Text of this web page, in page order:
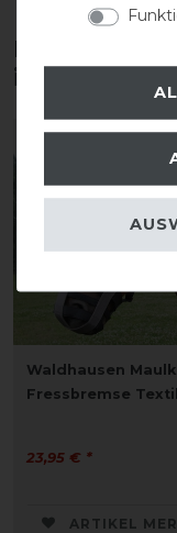
Diese
interessieren
Waldhausen
Fressbremse Textil
23,95 € *
ARTIKEL